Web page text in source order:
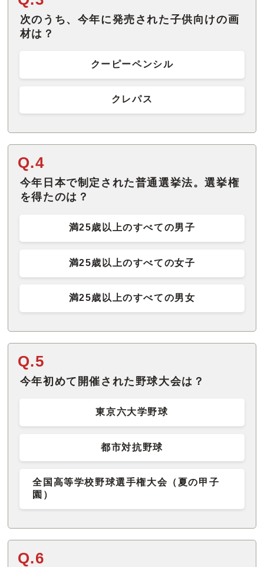
次のうち、今年に発売された子供向けの画
材は？
クーピーペンシル
クレパス
Q.4
今年日本で制定された普通選挙法。選挙権
を得たのは？
満25歳以上のすべての男子
満25歳以上のすべての女子
満25歳以上のすべての男女
Q.5
今年初めて開催された野球大会は？
東京六大学野球
都市対抗野球
全国高等学校野球選手権大会（夏の甲子
園）
Q.6